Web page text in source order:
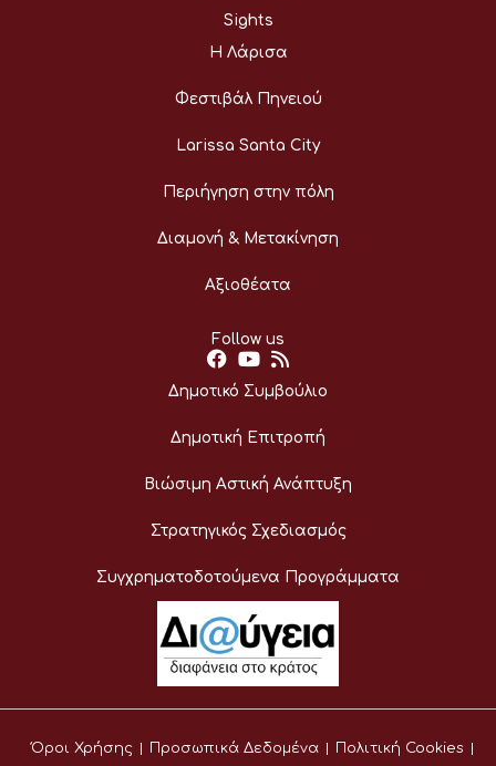
Sights
Η Λάρισα
Φεστιβάλ Πηνειού
Larissa Santa City
Περιήγηση στην πόλη
Διαμονή & Μετακίνηση
Αξιοθέατα
Follow us
Δημοτικό Συμβούλιο
Δημοτική Επιτροπή
Βιώσιμη Αστική Ανάπτυξη
Στρατηγικός Σχεδιασμός
Συγχρηματοδοτούμενα Προγράμματα
Όροι Χρήσης Προσωπικά Δεδομένα Πολιτική Cookies